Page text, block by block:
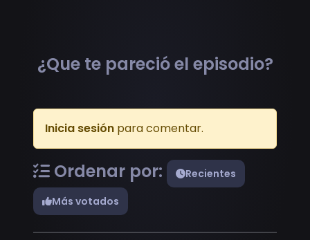
¿Que te pareció el episodio?
Inicia sesión para comentar.
Ordenar por:
Recientes
Más votados